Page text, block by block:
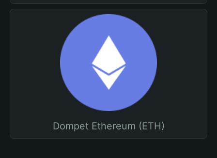
Dompet Ethereum (ETH)